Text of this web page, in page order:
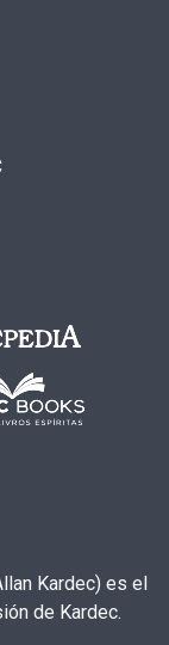
Kardec) es el
de Kardec.